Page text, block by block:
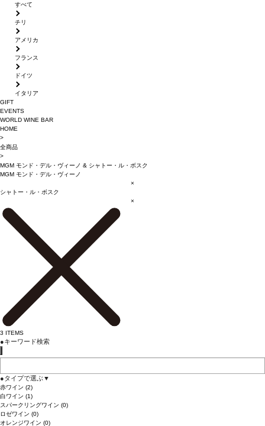
すべて
チリ
アメリカ
フランス
ドイツ
イタリア
GIFT
EVENTS
WORLD WINE BAR
HOME
>
全商品
>
MGM モンド・デル・ヴィーノ & シャトー・ル・ボスク
MGM モンド・デル・ヴィーノ
×
シャトー・ル・ボスク
×
3 ITEMS
●キーワード検索
●タイプで選ぶ▼
赤ワイン (2)
白ワイン (1)
スパークリングワイン (0)
ロゼワイン (0)
オレンジワイン (0)